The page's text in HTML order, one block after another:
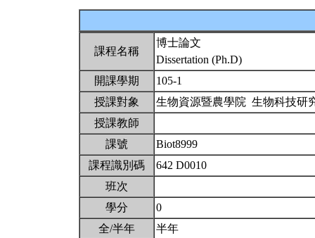
課程名稱
博士論文
Dissertation (Ph.D)
開課學期
105-1
授課對象
生物資源暨農學院 生物科技研
授課教師
課號
Biot8999
課程識別碼
642 D0010
班次
學分
0
全/半年
半年